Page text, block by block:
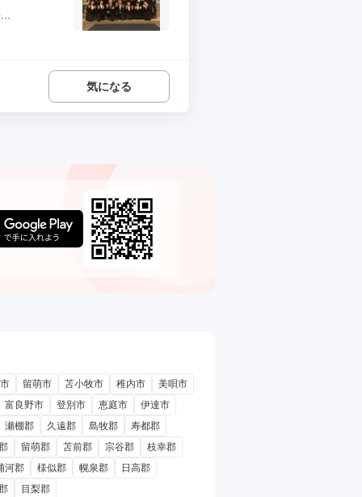
気になる
留萌市 苫小牧市 稚内市
美唄市
富良野市
登別市 恵庭市
伊達市
瀬棚郡
久遠郡 島牧郡
寿都郡
留萌郡 苫前郡 宗谷郡
枝幸郡
河郡
様似郡 幌泉郡
日高郡
目梨郡